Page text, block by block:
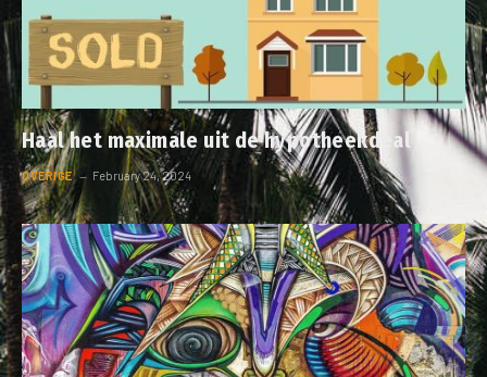
Haal het maximale uit de hypotheekdeal
OVERIGE February 24, 2024